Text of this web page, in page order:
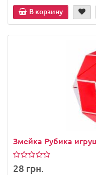
В корзину
Змейка Рубика
28 грн.